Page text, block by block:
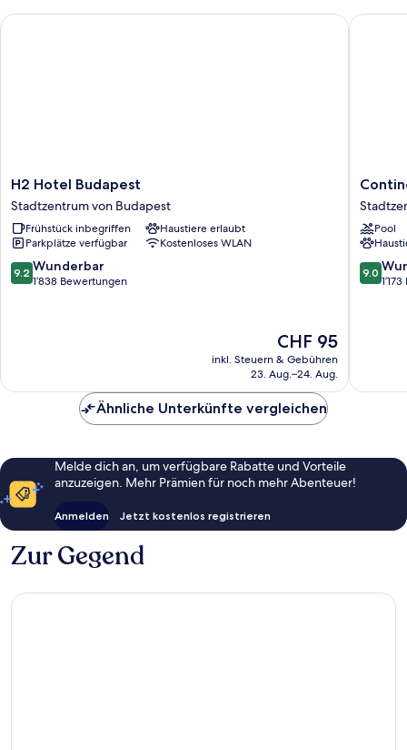
Schlafsofa,
Sauna
H2
Hotel
Budapest
Stadtzentrum
von
Budapest
H2 Hotel Budapest
Stadtzentrum von Budapest
Frühstück inbegriffen
Haustiere erlaubt
Parkplätze verfügbar
Kostenloses WLAN
9.2
von
9.2 Wunderbar
1’838 Bewertungen
Der
Preis
beträgt
CHF 95
inkl. Steuern & Gebühren
23. Aug.–24. Aug.
H2 Hotel Budapest
Hotel
von
Pool
9.0
von
9.0
Ähnliche Unterkünfte vergleichen
Melde dich an, um verfügbare Rabatte und Vorteile
anzuzeigen. Mehr Prämien für noch mehr Abenteuer!
Anmelden Jetzt kostenlos registrieren
Zur Gegend